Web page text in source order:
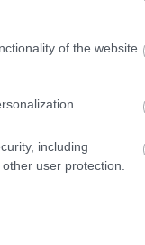
of the website
including
user protection.